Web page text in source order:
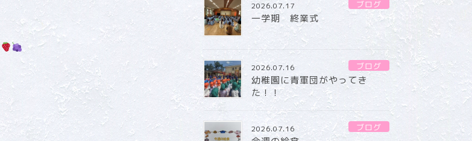
2026.07.17 ブログ
一学期 終業式
2026.07.16 ブログ
幼稚園に青軍団がやってき
た！！
2026.07.16 ブログ